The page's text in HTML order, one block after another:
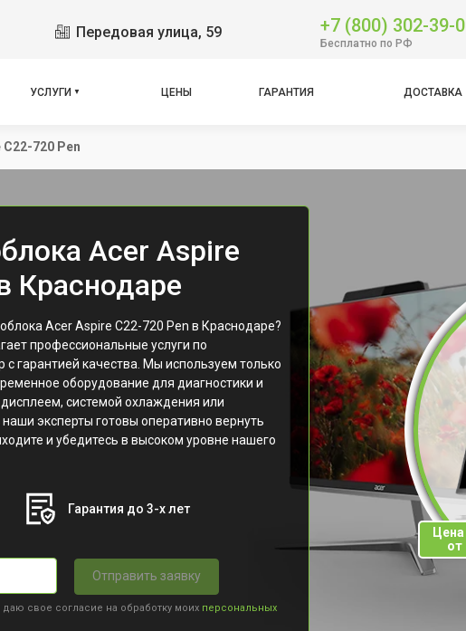
Передовая улица, 59 +7 (800) 302-39-
Бесплатно по РФ
УСЛУГИ ЦЕНЫ ГАРАНТИЯ ДОСТАВКА
720 Pen
Acer Aspire
Краснодаре
Acer Aspire C22-720 Pen в Краснодаре?
профессиональные услуги по
с гарантией качества. Мы используем только
оборудование для диагностики и
системой охлаждения или
эксперты готовы оперативно вернуть
и убедитесь в высоком уровне нашего
Гарантия до 3-х лет
Отправить заявку
свое согласие на обработку моих персональных
от